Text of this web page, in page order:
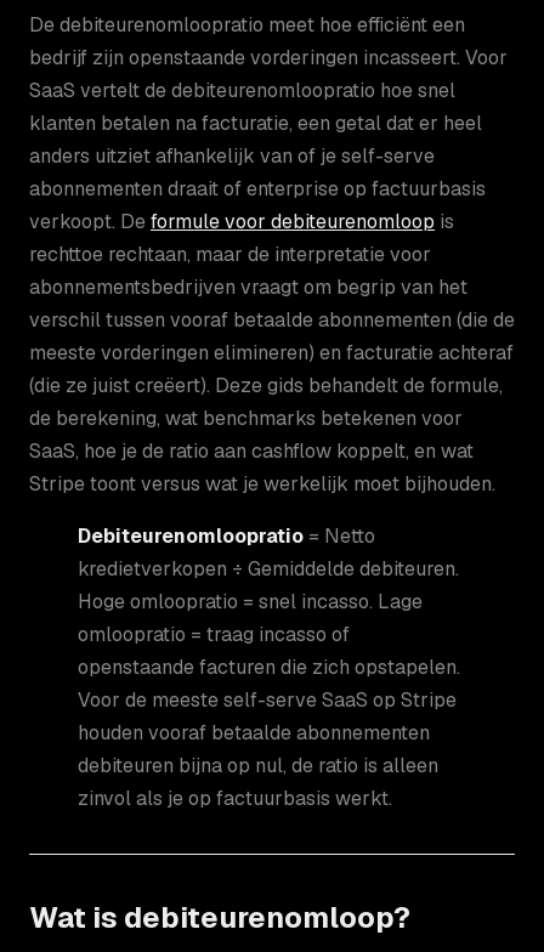
De debiteurenomloopratio meet hoe efficiënt een
bedrijf zijn openstaande vorderingen incasseert. Voor
SaaS vertelt de debiteurenomloopratio hoe snel
klanten betalen na facturatie, een getal dat er heel
anders uitziet afhankelijk van of je self-serve
abonnementen draait of enterprise op factuurbasis
verkoopt. De formule voor debiteurenomloop is
rechttoe rechtaan, maar de interpretatie voor
abonnementsbedrijven vraagt om begrip van het
verschil tussen vooraf betaalde abonnementen (die de
meeste vorderingen elimineren) en facturatie achteraf
(die ze juist creëert). Deze gids behandelt de formule,
de berekening, wat benchmarks betekenen voor
SaaS, hoe je de ratio aan cashflow koppelt, en wat
Stripe toont versus wat je werkelijk moet bijhouden.
Debiteurenomloopratio = Netto
kredietverkopen ÷ Gemiddelde debiteuren.
Hoge omloopratio = snel incasso. Lage
omloopratio = traag incasso of
openstaande facturen die zich opstapelen.
Voor de meeste self-serve SaaS op Stripe
houden vooraf betaalde abonnementen
debiteuren bijna op nul, de ratio is alleen
zinvol als je op factuurbasis werkt.
Wat is debiteurenomloop?